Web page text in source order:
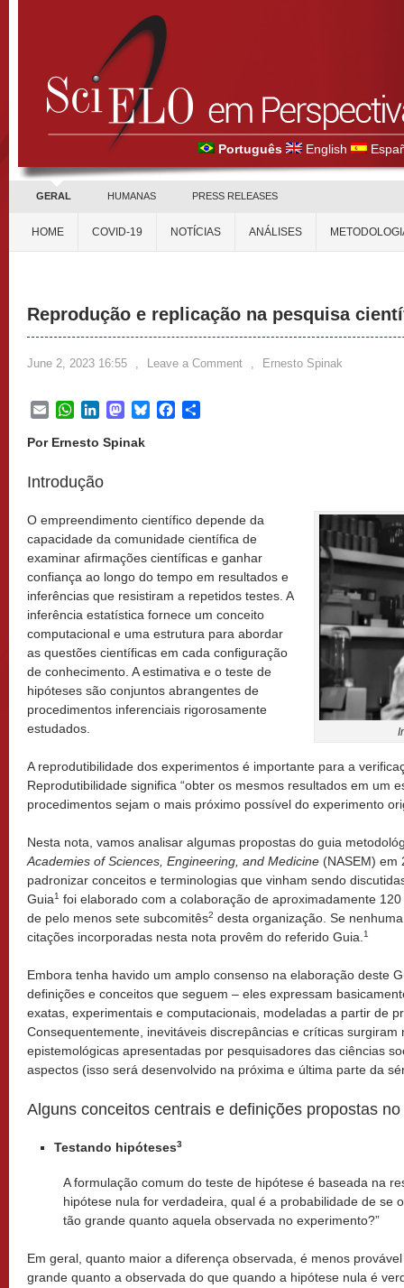
Português English
GERAL HUMANAS PRESS RELEASES
HOME COVID-19 NOTÍCIAS ANÁLISES
Reprodução e replicação na pesquisa
June 2, 2023 16:55 , Leave a Comment , Ernesto Spinak
EmailWhatsApp
LinkedInMastodon
BlueskyFacebook
Por Ernesto Spinak
Introdução
O empreendimento científico depende da
capacidade da comunidade científica de
examinar afirmações científicas e ganhar
confiança ao longo do tempo em resultados e
inferências que resistiram a repetidos testes. A
inferência estatística fornece um conceito
computacional e uma estrutura para abordar
as questões científicas em cada configuração
de conhecimento. A estimativa e o teste de
hipóteses são conjuntos abrangentes de
procedimentos inferenciais rigorosamente
estudados.
A reprodutibilidade dos experimentos é importante para a
Reprodutibilidade significa “obter os mesmos resultados em um
procedimentos sejam o mais próximo possível do experimento
Nesta nota, vamos analisar algumas propostas do guia
Academies of Sciences, Engineering, and Medicine (NASEM) em
padronizar conceitos e terminologias que vinham sendo
Guia1 foi elaborado com a colaboração de aproximadamente
de pelo menos sete subcomitês2 desta organização. Se
citações incorporadas nesta nota provêm do referido Guia. 1
Embora tenha havido um amplo consenso na elaboração deste
definições e conceitos que seguem – eles expressam
exatas, experimentais e computacionais, modeladas a partir de
Consequentemente, inevitáveis discrepâncias e críticas surgiram
epistemológicas apresentadas por pesquisadores das ciências
aspectos (isso será desenvolvido na próxima e última parte da
Alguns conceitos centrais e definições propostas
Testando hipóteses3
A formulação comum do teste de hipótese é baseada na
hipótese nula for verdadeira, qual é a probabilidade de se
tão grande quanto aquela observada no experimento?”
Em geral, quanto maior a diferença observada, é menos
grande quanto a observada do que quando a hipótese nula é